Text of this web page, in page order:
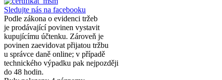
Sledujte nás na facebooku
Podle zákona o evidenci tržeb
je prodávající povinen vystavit
kupujícímu účtenku. Zároveň je
povinen zaevidovat přijatou tržbu
u správce daně online; v případě
technického výpadku pak nejpozději
do 48 hodin.